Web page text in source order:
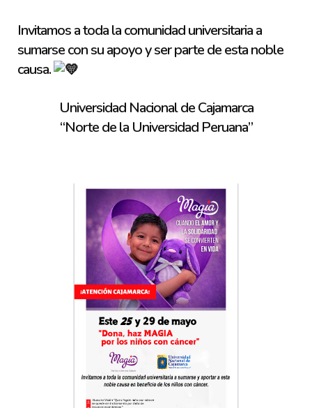
Invitamos a toda la comunidad universitaria a
sumarse con su apoyo y ser parte de esta noble
causa.
Universidad Nacional de Cajamarca
“Norte de la Universidad Peruana”